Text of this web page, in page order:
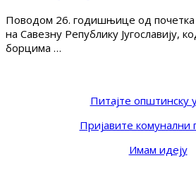
Поводом 26. годишњице од
на Савезну Републику Југославију,
борцима …
Питајте општинску
Пријавите комунални
Имам идеју